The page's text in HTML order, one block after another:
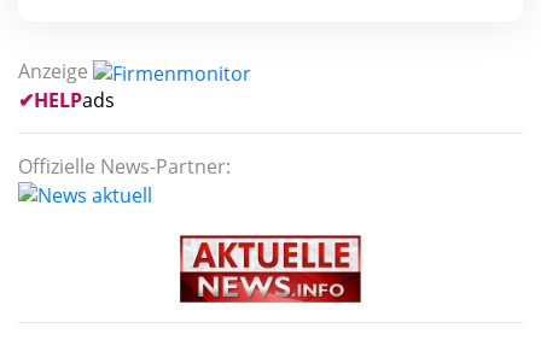
Anzeige
✔HELPads
Offizielle News-Partner: